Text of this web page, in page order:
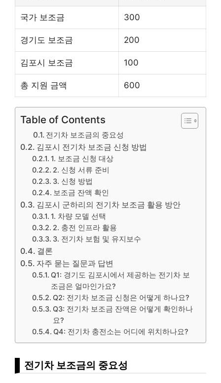
국가 보조금 300
경기도 보조금 200
김포시 보조금 100
총 지원 금액 600
Table of Contents
전기차 보조금의 중요성
김포시 전기차 보조금 신청 방법
1. 보조금 신청 대상
2. 신청 서류 준비
3. 신청 방법
보조금 잔액 확인
김포시 군하리의 전기차 보조금 활용 방안
1. 차량 모델 선택
2. 충전 인프라 활용
3. 전기차 보험 및 유지보수
결론
자주 묻는 질문과 답변
Q1: 경기도 김포시에서 제공하는 전기차 보
조금은 얼마인가요?
Q2: 전기차 보조금 신청은 어떻게 하나요?
Q3: 전기차 보조금 잔액은 어떻게 확인하나
요?
Q4: 전기차 충전소는 어디에 위치하나요?
전기차 보조금의 중요성